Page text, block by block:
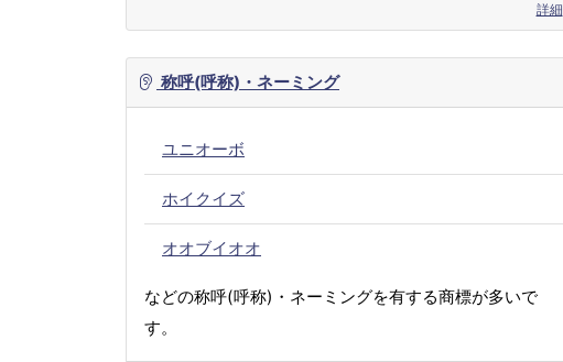
詳細
称呼(呼称)・ネーミング
ユニオーボ
ホイクイズ
オオブイオオ
などの称呼(呼称)・ネーミングを有する商標が多いで
す。